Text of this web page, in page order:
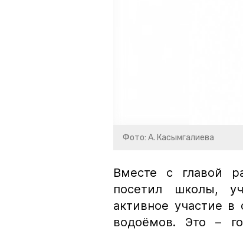
Фото: А. Касымгалиева
Вместе с главой
посетил школы,
активное участие
водоёмов. Это –